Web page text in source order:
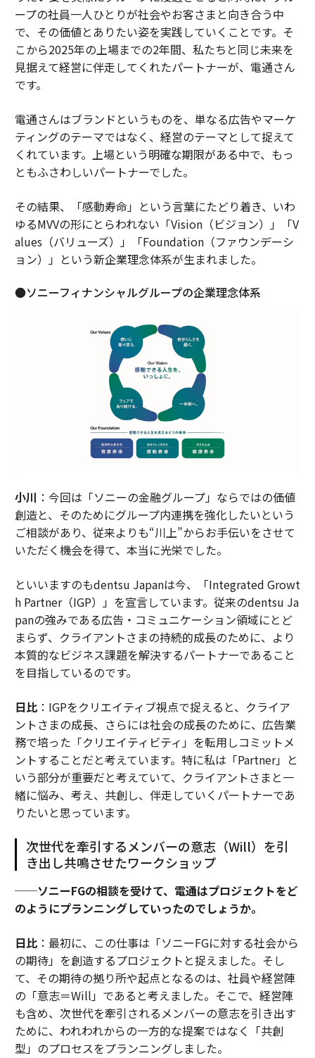
ープの社員一人ひとりが社会やお客さまと向き合う中
で、その価値とありたい姿を実践していくことです。そ
こから2025年の上場までの2年間、私たちと同じ未来を
見据えて経営に伴走してくれたパートナーが、電通さん
です。
電通さんはブランドというものを、単なる広告やマーケ
ティングのテーマではなく、経営のテーマとして捉えて
くれています。上場という明確な期限がある中で、もっ
ともふさわしいパートナーでした。
その結果、「感動寿命」という言葉にたどり着き、いわ
ゆるMVVの形にとらわれない「Vision（ビジョン）」「V
alues（バリューズ）」「Foundation（ファウンデーシ
ョン）」という新企業理念体系が生まれました。
●ソニーフィナンシャルグループの企業理念体系
小川 ：今回は「ソニーの金融グループ」ならではの価値
創造と、そのためにグループ内連携を強化したいという
ご相談があり、従来よりも“川上”からお手伝いをさせて
いただく機会を得て、本当に光栄でした。
といいますのもdentsu Japanは今、「Integrated Growt
h Partner（IGP）」を宣言しています。従来のdentsu Ja
panの強みである広告・コミュニケーション領域にとど
まらず、クライアントさまの持続的成長のために、より
本質的なビジネス課題を解決するパートナーであること
を目指しているのです。
日比：IGPをクリエイティブ視点で捉えると、クライア
ントさまの成長、さらには社会の成長のために、広告業
務で培った「クリエイティビティ」を転用しコミットメ
ントすることだと考えています。特に私は「Partner」と
いう部分が重要だと考えていて、クライアントさまと一
緒に悩み、考え、共創し、伴走していくパートナーであ
りたいと思っています。
次世代を牽引するメンバーの意志（Will）を引
き出し共鳴させたワークショップ
──ソニーFGの相談を受けて、電通はプロジェクトをど
のようにプランニングしていったのでしょうか。
日比：最初に、この仕事は「ソニーFGに対する社会から
の期待」を創造するプロジェクトと捉えました。そし
て、その期待の拠り所や起点となるのは、社員や経営陣
の「意志＝Will」であると考えました。そこで、経営陣
も含め、次世代を牽引されるメンバーの意志を引き出す
ために、われわれからの一方的な提案ではなく「共創
型」のプロセスをプランニングしました。